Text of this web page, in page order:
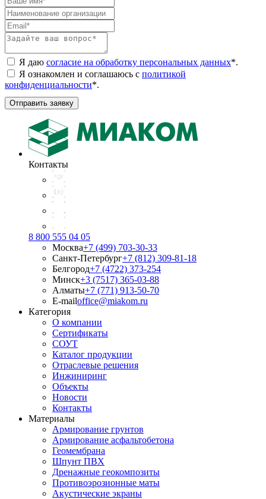
Я даю согласие на обработку персональных данных*.
Я ознакомлен и соглашаюсь с политикой
конфиденциальности*.
Отправить заявку
Контакты
8 800 555 04 05
Москва+7 (499) 703-30-33
Санкт-Петербург+7 (812) 309-81-18
Белгород+7 (4722) 373-254
Минск+3 (7517) 365-03-88
Алматы+7 (771) 913-50-70
E-mailoffice@miakom.ru
Категория
О компании
Сертификаты
СОУТ
Каталог продукции
Отраслевые решения
Инжиниринг
Объекты
Новости
Контакты
Материалы
Армирование грунтов
Армирование асфальтобетона
Геомембрана
Шпунт ПВХ
Дренажные геокомпозиты
Противоэрозионные маты
Акустические экраны